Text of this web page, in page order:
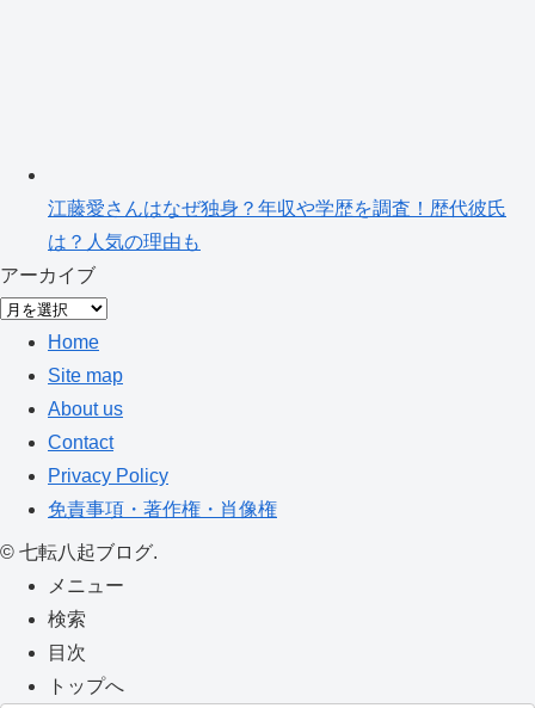
江藤愛さんはなぜ独身？年収や学歴を調査！歴代彼氏
は？人気の理由も
アーカイブ
ア
Home
Site map
About us
Contact
Privacy Policy
免責事項・著作権・肖像権
© 七転八起ブログ.
メニュー
検索
目次
トップへ